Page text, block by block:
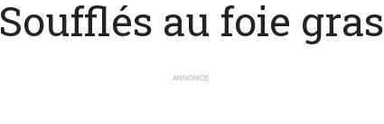
Soufflés au foie gras
ANNONCE